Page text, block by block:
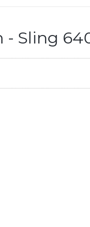
Sling